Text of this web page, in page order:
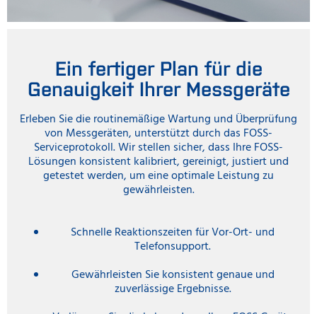
Ein fertiger Plan für die
Genauigkeit Ihrer Messgeräte
Erleben Sie die routinemäßige Wartung und Überprüfung
von Messgeräten, unterstützt durch das FOSS-
Serviceprotokoll. Wir stellen sicher, dass Ihre FOSS-
Lösungen konsistent kalibriert, gereinigt, justiert und
getestet werden, um eine optimale Leistung zu
gewährleisten.
Schnelle Reaktionszeiten für Vor-Ort- und
Telefonsupport.
Gewährleisten Sie konsistent genaue und
zuverlässige Ergebnisse.